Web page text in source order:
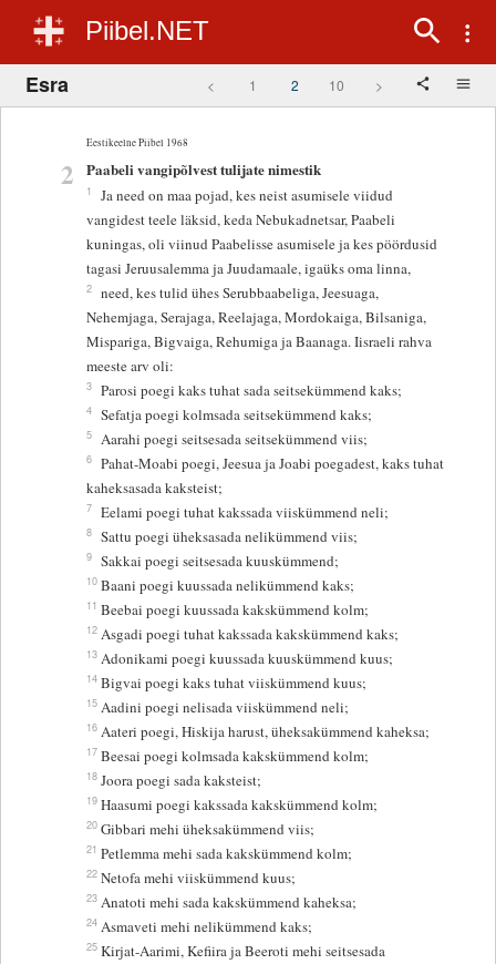
Piibel.NET
Esra < 1 2 10 >
Eestikeelne Piibel 1968
2 Paabeli vangipõlvest tulijate nimestik
1
Ja need on maa pojad, kes neist asumisele viidud
vangidest teele läksid, keda Nebukadnetsar, Paabeli
kuningas, oli viinud Paabelisse asumisele ja kes pöördusid
tagasi Jeruusalemma ja Juudamaale, igaüks oma linna,
2 need, kes tulid ühes Serubbaabeliga, Jeesuaga,
Nehemjaga, Serajaga, Reelajaga, Mordokaiga, Bilsaniga,
Mispariga, Bigvaiga, Rehumiga ja Baanaga. Iisraeli rahva
meeste arv oli:
3 Parosi poegi kaks tuhat sada seitsekümmend kaks;
4 Sefatja poegi kolmsada seitsekümmend kaks;
5 Aarahi poegi seitsesada seitsekümmend viis;
6 Pahat-Moabi poegi, Jeesua ja Joabi poegadest, kaks tuhat
kaheksasada kaksteist;
7 Eelami poegi tuhat kakssada viiskümmend neli;
8 Sattu poegi üheksasada nelikümmend viis;
9 Sakkai poegi seitsesada kuuskümmend;
10 Baani poegi kuussada nelikümmend kaks;
11 Beebai poegi kuussada kakskümmend kolm;
12 Asgadi poegi tuhat kakssada kakskümmend kaks;
13 Adonikami poegi kuussada kuuskümmend kuus;
14 Bigvai poegi kaks tuhat viiskümmend kuus;
15 Aadini poegi nelisada viiskümmend neli;
16 Aateri poegi, Hiskija harust, üheksakümmend kaheksa;
17 Beesai poegi kolmsada kakskümmend kolm;
18 Joora poegi sada kaksteist;
19 Haasumi poegi kakssada kakskümmend kolm;
20 Gibbari mehi üheksakümmend viis;
21 Petlemma mehi sada kakskümmend kolm;
22 Netofa mehi viiskümmend kuus;
23 Anatoti mehi sada kakskümmend kaheksa;
24 Asmaveti mehi nelikümmend kaks;
25 Kirjat-Aarimi, Kefiira ja Beeroti mehi seitsesada